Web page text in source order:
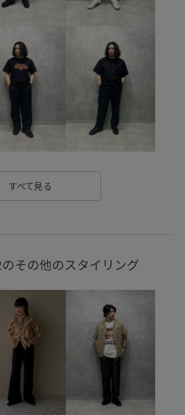
25aw_recommend_bottom
ャツ Wpickup_items
ル クッション
ジーンズ ストレスフリー
ドローコード バンダナ
モノトーン
ワイドシルエット
穿き心地が良い 艶感
すべて見る
その他のスタイリング